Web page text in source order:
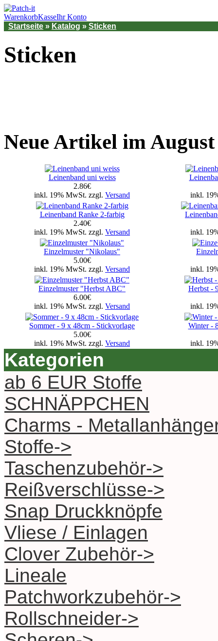
WarenkorbKasseIhr Konto
Startseite » Katalog » Sticken
Sticken
Neue Artikel im August
Leinenband uni weiss
2.86€
inkl. 19% MwSt. zzgl. Versand inkl.
Leinenband Ranke 2-farbig
2.40€
inkl. 19% MwSt. zzgl. Versand inkl.
Einzelmuster "Nikolaus"
5.00€
inkl. 19% MwSt. zzgl. Versand inkl.
Einzelmuster "Herbst ABC"
6.00€
inkl. 19% MwSt. zzgl. Versand
Herbst -
inkl.
Sommer - 9 x 48cm - Stickvorlage
5.00€
inkl. 19% MwSt. zzgl. Versand
Winter -
inkl.
Kategorien
ab 6 EUR Stoffe
SCHNÄPPCHEN
Charms -
Stoffe->
Taschenzubehör->
Reißverschlüsse->
Snap Druckknöpfe
Vliese / Einlagen
Clover Zubehör->
Lineale
Patchworkzubehör->
Rollschneider->